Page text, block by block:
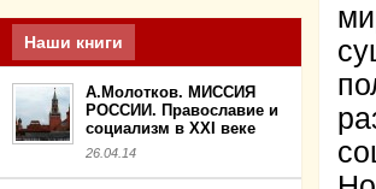
Наши книги
А.Молотков. МИССИЯ
РОССИИ. Православие и
социализм в XXI веке
26.04.14